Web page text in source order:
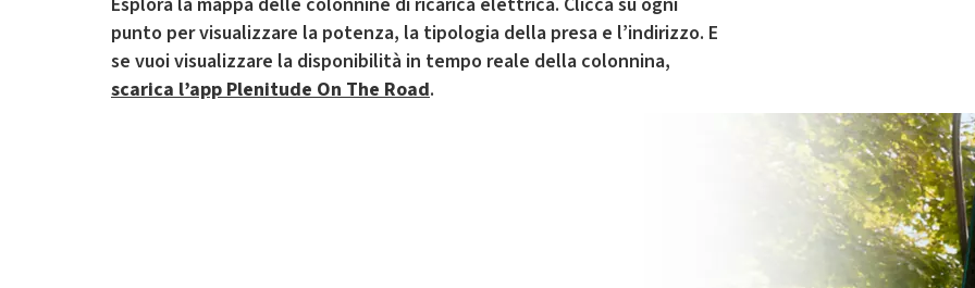
punto per visualizzare la potenza, la tipologia della presa e l’indirizzo. E
se vuoi visualizzare la disponibilità in tempo reale della colonnina,
scarica l’app Plenitude On The Road.
Il servizio di mobilità elettrica è gestito da Plenitude On The Road